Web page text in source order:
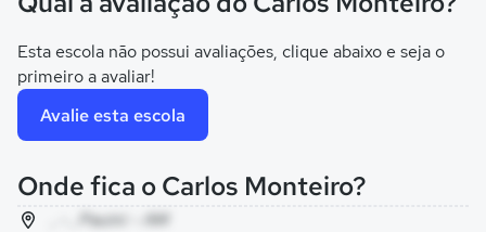
Esta escola não possui avaliações, clique abaixo e seja o
primeiro a avaliar!
Avalie esta escola
Onde fica o Carlos Monteiro?
, - , Pauini - AM